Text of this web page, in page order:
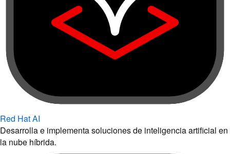
Red Hat AI
Desarrolla e implementa soluciones de inteligencia artificial en
la nube híbrida.